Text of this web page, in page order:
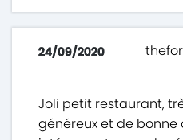
24/09/2020
Joli petit restaurant,
généreux et de bonne